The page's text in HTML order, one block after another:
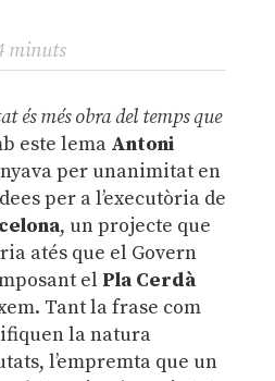
minuts
és més obra del temps que
este lema Antoni
per unanimitat en
per a l’executòria de
, un projecte que
atés que el Govern
el Pla Cerdà
Tant la frase com
la natura
l’empremta que un